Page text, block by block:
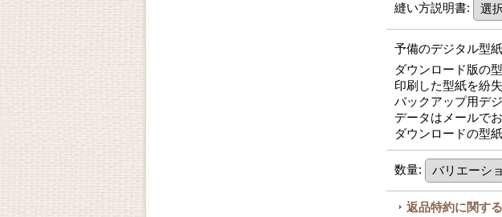
縫い方説明書:
予備のデジタル型
ダウンロード版の
印刷した型紙を紛
バックアップ用デ
データはメールで
ダウンロードの型
数量:
返品特約に関す